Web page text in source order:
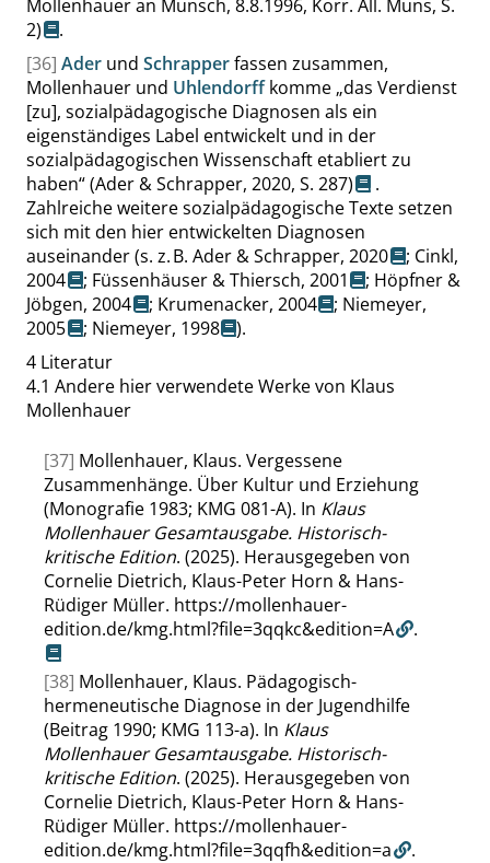
Mollenhauer an Munsch, 8.8.1996, Korr. All. Muns, S.
2)
.
[36] Ader und Schrapperfassen zusammen,
Mollenhauer und Uhlendorffkomme „das Verdienst
[zu], sozialpädagogische Diagnosen als ein
eigenständiges Label entwickelt und in der
sozialpädagogischen Wissenschaft etabliert zu
haben“(Ader & Schrapper, 2020, S. 287)
.
Zahlreiche weitere sozialpädagogische Texte setzen
sich mit den hier entwickelten Diagnosen
auseinander (s. z. B. Ader & Schrapper, 2020 ; Cinkl,
2004
; Füssenhäuser & Thiersch, 2001 ; Höpfner &
Jöbgen, 2004
; Krumenacker, 2004 ; Niemeyer,
2005
; Niemeyer, 1998
).
4 Literatur
4.1 Andere hier verwendete Werke von Klaus
Mollenhauer
[37] Mollenhauer, Klaus. Vergessene
Zusammenhänge. Über Kultur und Erziehung
(Monografie 1983; KMG 081-A). In Klaus
Mollenhauer Gesamtausgabe. Historisch-
kritische Edition. (2025). Herausgegeben von
Cornelie Dietrich, Klaus-Peter Horn & Hans-
Rüdiger Müller. https://mollenhauer-
edition.de/kmg.html?file=3qqkc&edition=A
.
[38] Mollenhauer, Klaus. Pädagogisch-
hermeneutische Diagnose in der Jugendhilfe
(Beitrag 1990; KMG 113-a). In Klaus
Mollenhauer Gesamtausgabe. Historisch-
kritische Edition. (2025). Herausgegeben von
Cornelie Dietrich, Klaus-Peter Horn & Hans-
Rüdiger Müller. https://mollenhauer-
edition.de/kmg.html?file=3qqfh&edition=a
.